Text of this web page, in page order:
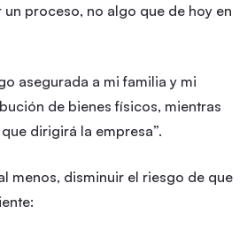
proceso, no algo que de hoy en
asegurada a mi familia y mi
de bienes físicos, mientras
dirigirá la empresa”.
menos, disminuir el riesgo de que